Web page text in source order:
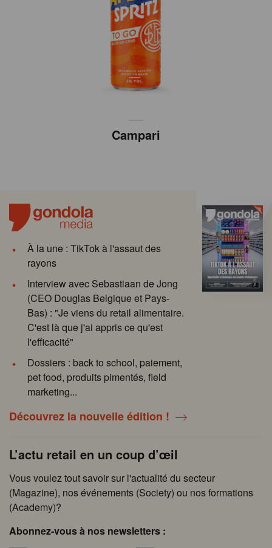
Campari
À la une : TikTok à l'assaut des
rayons
Interview avec Sebastiaan de Jong
(CEO Douglas Belgique et Pays-
Bas) : "Je viens du retail alimentaire.
C'est là que j'ai appris ce qu'est
l'efficacité"
Dossiers : back to school, paiement,
pet food, produits pimentés, field
marketing...
Découvrez la nouvelle édition !
L’actu retail en un coup d’œil
Vous voulez tout savoir sur l'actualité du secteur
(Magazine), nos événements (Society) ou nos formations
(Academy)?
Abonnez-vous à nos newsletters :